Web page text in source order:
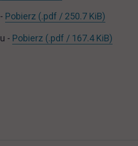
Pobierz (.pdf / 250.7 KiB)
- Pobierz (.pdf / 167.4 KiB)